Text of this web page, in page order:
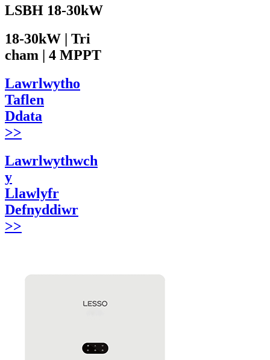
LSBH 18-30kW
18-30kW | Tri
cham | 4 MPPT
Lawrlwytho
Taflen
Ddata
>>
Lawrlwythwch
y
Llawlyfr
Defnyddiwr
>>